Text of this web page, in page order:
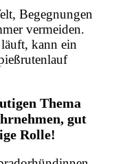
Begegnungen
vermeiden.
kann ein
Thema
gut
Rolle!